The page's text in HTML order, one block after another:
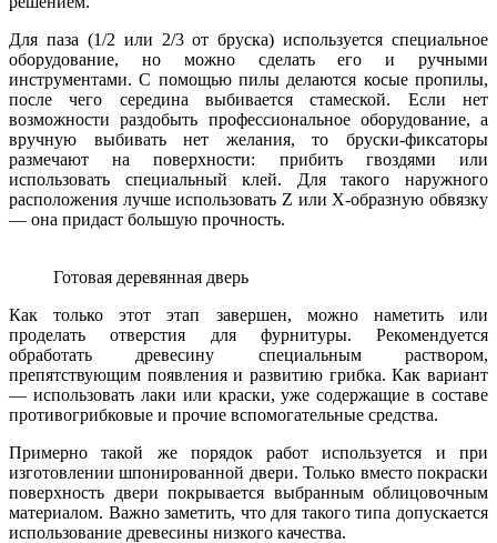
Для паза (1/2 или 2/3 от бруска) используется специальное
оборудование, но можно сделать его и ручными
инструментами. С помощью пилы делаются косые пропилы,
после чего середина выбивается стамеской. Если нет
возможности раздобыть профессиональное оборудование, а
вручную выбивать нет желания, то бруски-фиксаторы
размечают на поверхности: прибить гвоздями или
использовать специальный клей. Для такого наружного
расположения лучше использовать Z или X-образную обвязку
— она придаст большую прочность.
Готовая деревянная дверь
Как только этот этап завершен, можно наметить или
проделать отверстия для фурнитуры. Рекомендуется
обработать древесину специальным раствором,
препятствующим появления и развитию грибка. Как вариант
— использовать лаки или краски, уже содержащие в составе
противогрибковые и прочие вспомогательные средства.
Примерно такой же порядок работ используется и при
изготовлении шпонированной двери. Только вместо покраски
поверхность двери покрывается выбранным облицовочным
материалом. Важно заметить, что для такого типа допускается
использование древесины низкого качества.